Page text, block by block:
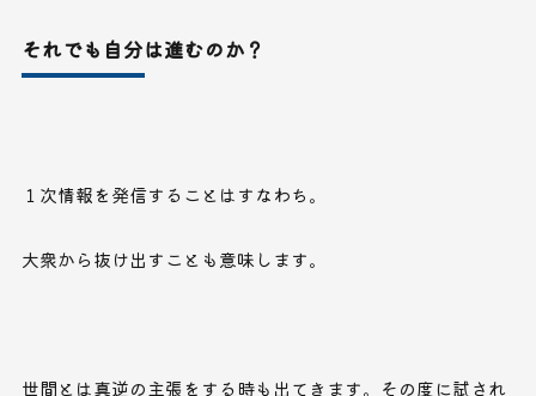
それでも自分は進むのか？
１次情報を発信することはすなわち。
大衆から抜け出すことも意味します。
世間とは真逆の主張をする時も出てきます。その度に試され